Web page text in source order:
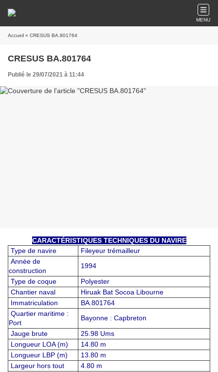
MENU
Accueil » CRESUS BA.801764
CRESUS BA.801764
Publié le 29/07/2021 à 11:44
CARACTÉRISTIQUES TECHNIQUES DU NAVIRE
Type de navire
Fileyeur trémailleur
Année de
construction
1994
Type de coque
Polyester
Chantier naval
Hiruak Bat Socoa Libourne
Immatriculation
BA.801764
Quartier maritime :
Port
Bayonne : Capbreton
Jauge brute
25.98 Ums
Longueur LOA (m)
14.80 m
Longueur LBP (m)
13.80 m
Largeur hors tout
4.80 m